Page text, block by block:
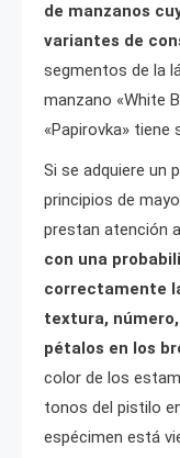
de manzanos
variantes de
segmentos de la
manzano «White
«Papirovka» tiene
Si se adquiere un
principios de
prestan atención
con una
correctamente
textura,
pétalos en los
color de los
tonos del pistilo
espécimen está